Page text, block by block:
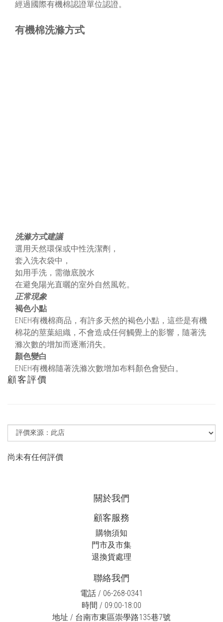
經過國際有機棉認證單位認證。
有機棉洗滌方式
洗滌方式建議
選用天然環保或中性洗潔劑，
套入洗衣袋中，
如用手洗，需徹底脫水
在避免陽光直曬的室外自然風乾。
正常現象
褐色小點
ENEH有機棉商品，有許多天然的褐色小點，這些是有機
棉花的莖葉組織，不會造成任何觸覺上的影響，隨著洗
滌次數的增加而逐漸消失。
顏色變白
ENEH有機棉隨著洗滌次數增加布料顏色會變白。
顧客評價
尚未有任何評價
關於我們
顧客服務
購物須知
門市及市集
退換貨處理
聯絡我們
電話 / 06-268-0341
時間 / 09:00-18:00
地址 / 台南市東區崇學路135巷7號